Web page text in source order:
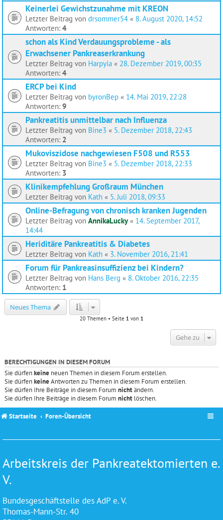
Keinerlei Gewichstzunahme mit KREON
Letzter Beitrag von drsommer54 « 8. August 2020, 14:52
Antworten: 4
schon als Kind Verdauungsprobleme - als
Erwachsener Pankreaserkrankung
Letzter Beitrag von Harpyia « 28. Dezember 2019, 00:35
Antworten: 4
ERCP bei Kind
Letzter Beitrag von byronBep « 14. Mai 2019, 22:28
Antworten: 9
Pankreatitis unmittelbar nach Influenza
Letzter Beitrag von Bine3 « 5. Dezember 2018, 22:43
Antworten: 2
Mukoviszidose nachgewiesen F508 und R553
Letzter Beitrag von Bine3 « 5. Dezember 2018, 22:33
Antworten: 3
Klinikempfehlung Großraum München
Letzter Beitrag von Kath « 5. Juli 2018, 09:33
Online-Befragung von chronisch kranken Jugenden
Letzter Beitrag von AnnikaLucky« 14. September 2017,
14:44
Heriditäre Pankreatitis & Diabetes
Letzter Beitrag von Kath « 3. November 2016, 21:41
Forum für Pankreasinsuffizienz bei Kindern?
Letzter Beitrag von Hans Berg « 8. Oktober 2016, 22:35
Antworten: 1
Neues Thema
20 Themen • Seite 1 von 1
Gehe zu
BERECHTIGUNGEN IN DIESEM FORUM
Sie dürfenkeine neuen Themen in diesem Forum erstellen.
Sie dürfenkeineAntworten zu Themen in diesem Forum erstellen.
Sie dürfen Ihre Beiträge in diesem Forum nichtändern.
Sie dürfen Ihre Beiträge in diesem Forum nicht löschen.
Startseite Foren-Übersicht
Arbeitskreis der Pankreatektomierten e.
V.
Bundesgeschäftstelle des AdP e. V.
Thomas-Mann-Str. 40